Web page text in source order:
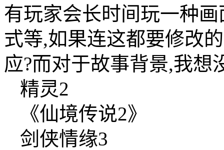
有玩家会长时间玩一种
式等,如果连这都要修改
应?而对于故事背景,我
精灵2
《仙境传说2》
剑侠情缘3